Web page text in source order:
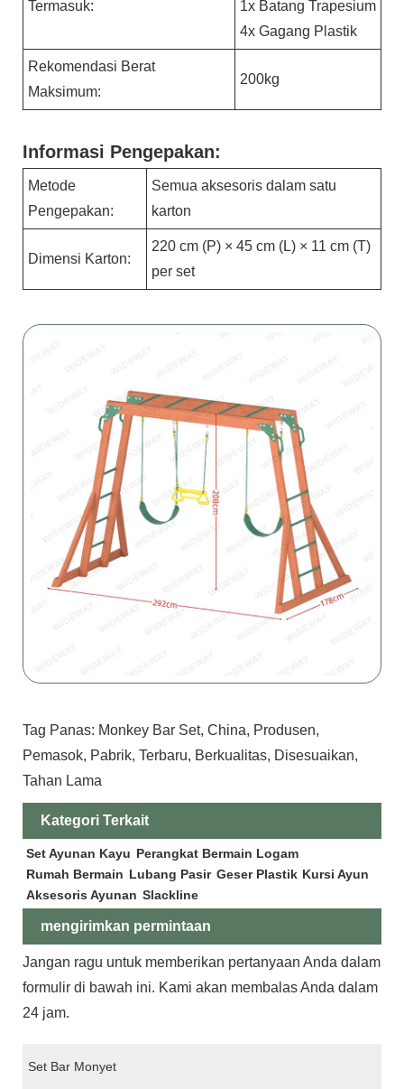
Termasuk:
1x Batang Trapesium
4x Gagang Plastik
Rekomendasi Berat
Maksimum:
200kg
Informasi Pengepakan:
Metode
Pengepakan:
Semua aksesoris dalam satu
karton
Dimensi Karton:
220 cm (P) × 45 cm (L) × 11 cm (T)
per set
Tag Panas: Monkey Bar Set, China, Produsen,
Pemasok, Pabrik, Terbaru, Berkualitas, Disesuaikan,
Tahan Lama
Kategori Terkait
Set Ayunan Kayu Perangkat Bermain Logam
Rumah Bermain Lubang Pasir Geser Plastik Kursi Ayun
Aksesoris Ayunan Slackline
mengirimkan permintaan
Jangan ragu untuk memberikan pertanyaan Anda dalam
formulir di bawah ini. Kami akan membalas Anda dalam
24 jam.